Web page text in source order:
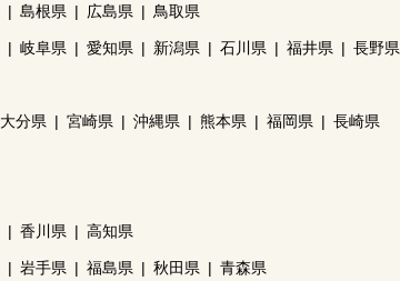
島根県 広島県 鳥取県
岐阜県 愛知県 新潟県 石川県 福井県 長野県
大分県 宮崎県 沖縄県 熊本県 福岡県 長崎県
香川県 高知県
岩手県 福島県 秋田県 青森県